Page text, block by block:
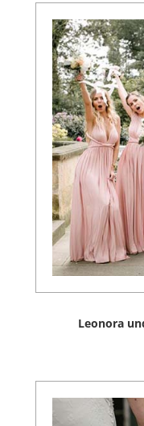
Leonora